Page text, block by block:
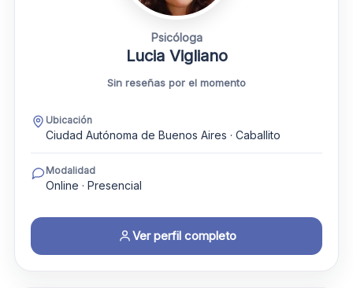
Psicóloga
Lucia Vigliano
Sin reseñas por el momento
Ubicación
Ciudad Autónoma de Buenos Aires · Caballito
Modalidad
Online · Presencial
Ver perfil completo